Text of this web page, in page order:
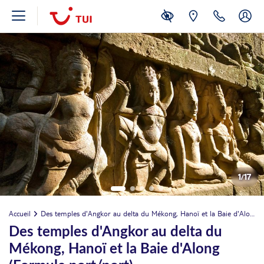
1/17
Accueil Des temples d'Angkor au delta du Mékong, Hanoï et la Baie d'Along (Formule port/port)
Des temples d'Angkor au delta du
Mékong, Hanoï et la Baie d'Along